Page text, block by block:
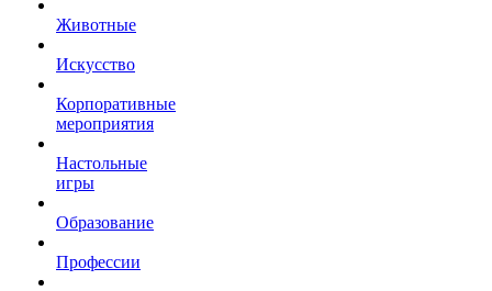
Животные
Искусство
Корпоративные
мероприятия
Настольные
игры
Образование
Профессии